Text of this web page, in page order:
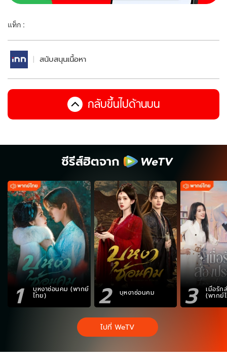
แท็ก :
สนับสนุนเนื้อหา
กลับขึ้นไปด้านบน
ซีรีส์ฮิตจาก
1 บุหงาซ่อนคม (พากย์
ไทย) 2 บุหงาซ่อนคม 3 เมื่อรัก
(พากย์
ไปที่ WeTV